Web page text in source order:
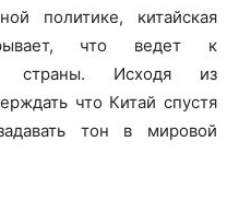
политике, китайская
что ведет к
страны. Исходя из
что Китай спустя
тон в мировой